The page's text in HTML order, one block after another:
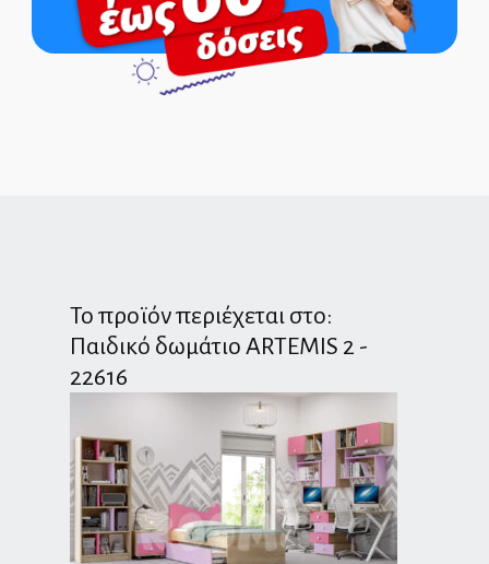
Το προϊόν περιέχεται στο:
Παιδικό δωμάτιο ARTEMIS 2 -
22616